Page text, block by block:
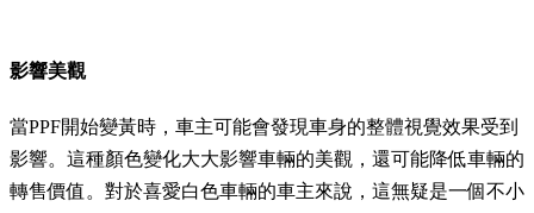
影響美觀
當PPF開始變黃時，車主可能會發現車身的整體視覺效果受到
影響。這種顏色變化大大影響車輛的美觀，還可能降低車輛的
轉售價值。對於喜愛白色車輛的車主來說，這無疑是一個不小